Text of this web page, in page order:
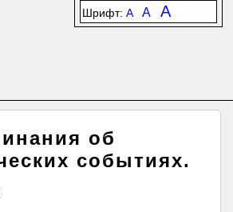
Шрифт: A A A
об
событиях.